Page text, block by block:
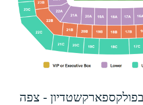
- צפה